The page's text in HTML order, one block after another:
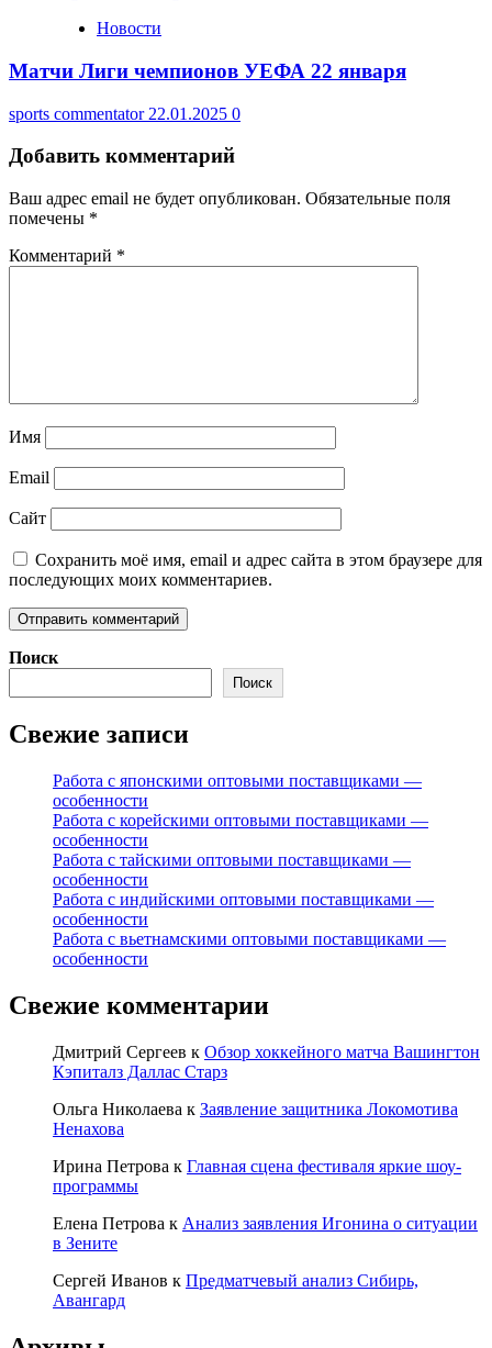
Новости
Матчи Лиги чемпионов УЕФА 22 января
sports commentator 22.01.2025 0
Добавить комментарий
Ваш адрес email не будет опубликован. Обязательные поля
помечены *
Комментарий *
Имя
Email
Сайт
Сохранить моё имя, email и адрес сайта в этом браузере для
последующих моих комментариев.
Поиск
Поиск
Свежие записи
Работа с японскими оптовыми поставщиками —
особенности
Работа с корейскими оптовыми поставщиками —
особенности
Работа с тайскими оптовыми поставщиками —
особенности
Работа с индийскими оптовыми поставщиками —
особенности
Работа с вьетнамскими оптовыми поставщиками —
особенности
Свежие комментарии
Дмитрий Сергеев к Обзор хоккейного матча Вашингтон
Кэпиталз Даллас Старз
Ольга Николаева к Заявление защитника Локомотива
Ненахова
Ирина Петрова к Главная сцена фестиваля яркие шоу-
программы
Елена Петрова к Анализ заявления Игонина о ситуации
в Зените
Сергей Иванов к Предматчевый анализ Сибирь,
Авангард